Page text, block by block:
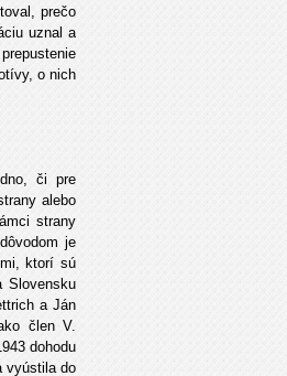
prečo
uznal a
o nich
či pre
alebo
strany
je
ktorí sú
Slovensku
a Ján
člen V.
dohodu
vyústila do